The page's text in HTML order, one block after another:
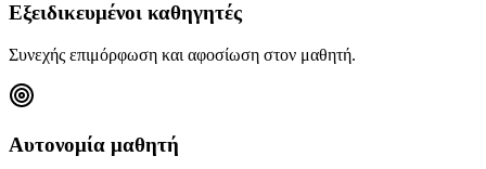
Εξειδικευμένοι καθηγητές
Συνεχής επιμόρφωση και αφοσίωση στον μαθητή.
Αυτονομία μαθητή